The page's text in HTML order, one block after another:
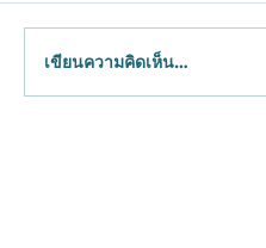
เขียนความคิดเห็น…